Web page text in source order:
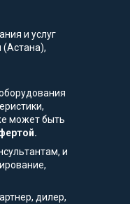
и услуг
(Астана),
может быть
и
дилер,